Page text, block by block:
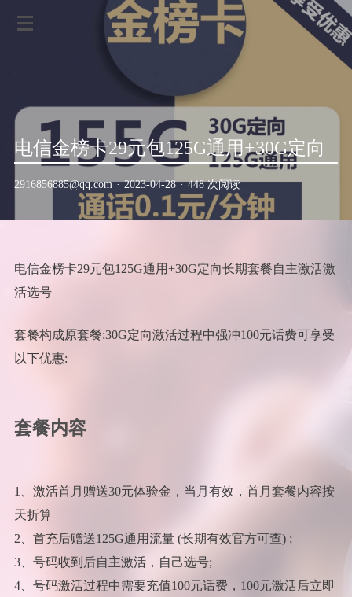
电信金榜卡29元包125G通用+30G定向
2916856885@qq.com · 2023-04-28 · 448 次阅读
电信金榜卡29元包125G通用+30G定向长期套餐自主激活激
活选号
套餐构成原套餐:30G定向激活过程中强冲100元话费可享受
以下优惠:
套餐内容
1、激活首月赠送30元体验金，当月有效，首月套餐内容按
天折算
2、首充后赠送125G通用流量 (长期有效官方可查) ;
3、号码收到后自主激活，自己选号;
4、号码激活过程中需要充值100元话费，100元激活后立即